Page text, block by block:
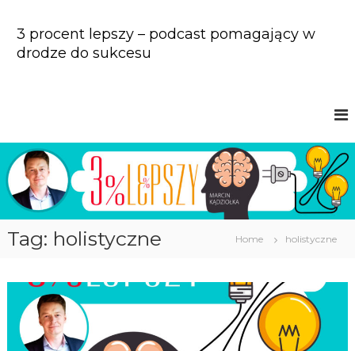
n
e
n
3 procent lepszy – podcast pomagający w
drodze do sukcesu
Tag: holistyczne Home holistyczne